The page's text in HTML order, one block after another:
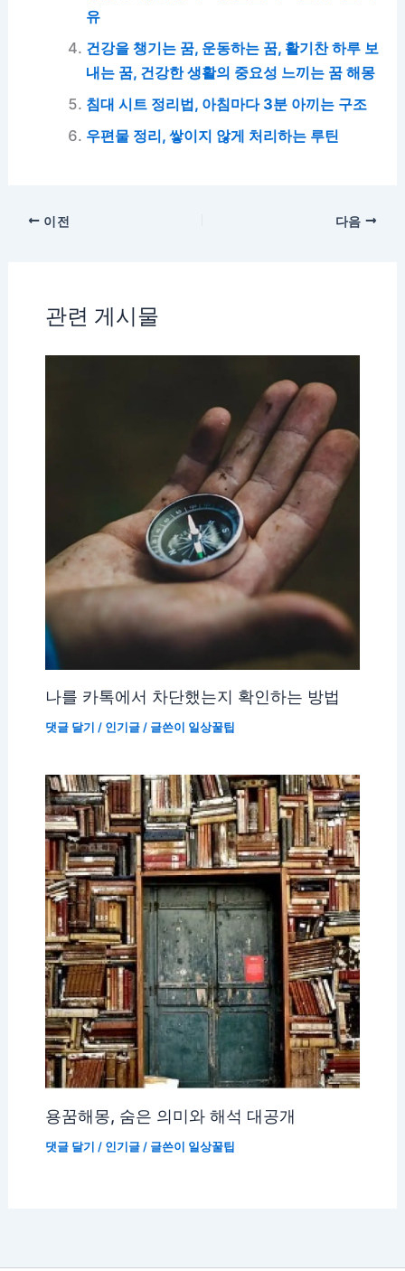
유
건강을 챙기는 꿈, 운동하는 꿈, 활기찬 하루 보
내는 꿈, 건강한 생활의 중요성 느끼는 꿈 해몽
침대 시트 정리법, 아침마다 3분 아끼는 구조
우편물 정리, 쌓이지 않게 처리하는 루틴
이전 다음
관련 게시물
나를 카톡에서 차단했는지 확인하는 방법
댓글 달기 / 인기글/ 글쓴이 일상꿀팁
용꿈해몽, 숨은 의미와 해석 대공개
댓글 달기 / 인기글/ 글쓴이 일상꿀팁